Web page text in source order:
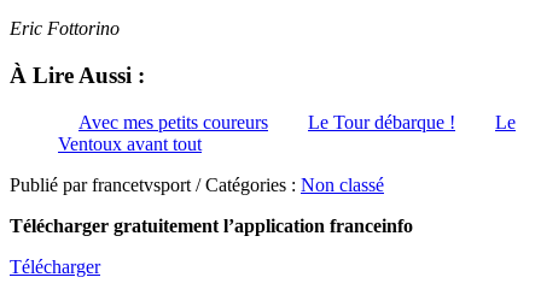
Eric Fottorino
À Lire Aussi :
Avec mes petits coureurs Le Tour débarque !
Le
Ventoux avant tout
Publié par francetvsport / Catégories : Non classé
Télécharger gratuitement l’application franceinfo
Télécharger